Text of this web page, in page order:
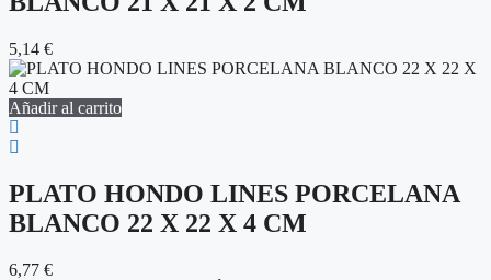
5,14 €
Añadir al carrito
PLATO HONDO LINES PORCELANA
BLANCO 22 X 22 X 4 CM
6,77 €